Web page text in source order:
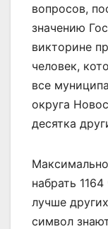
вопросов,
значению
викторине
человек,
все
округа
десятка
набрать
лучше
символ